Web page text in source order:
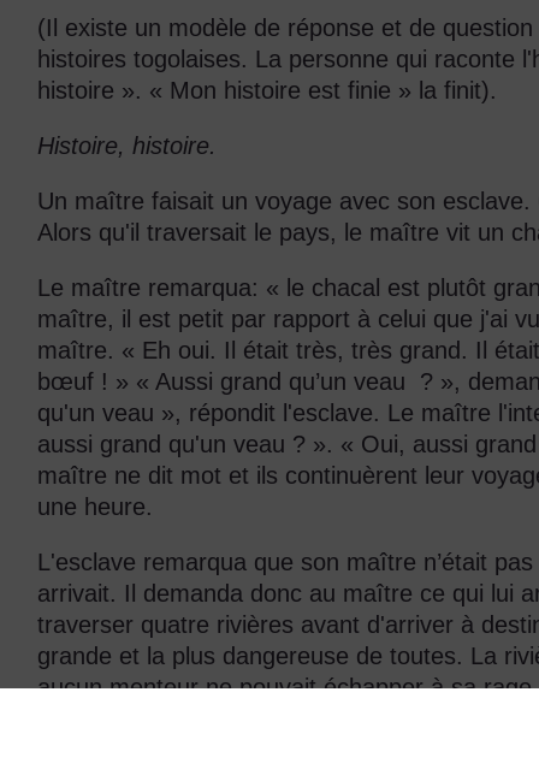
(Il existe un modèle de réponse et de
histoires togolaises. La personne qui raconte
histoire ». « Mon histoire est finie » la finit).
Histoire, histoire.
Un maître faisait un voyage avec son esclave.
Alors qu'il traversait le pays, le maître vit un
Le maître remarqua: « le chacal est plutôt
maître, il est petit par rapport à celui que j'ai
maître. « Eh oui. Il était très, très grand. Il
bœuf ! » « Aussi grand qu’un veau ? »,
qu'un veau », répondit l'esclave. Le maître
aussi grand qu'un veau ? ». « Oui, aussi
maître ne dit mot et ils continuèrent leur
une heure.
L'esclave remarqua que son maître n’était
arrivait. Il demanda donc au maître ce qui lui
traverser quatre rivières avant d'arriver à
grande et la plus dangereuse de toutes. La
aucun menteur ne pouvait échapper à sa
plus profond de la mer. Elle emportait tous
Ifa » pour les protéger (les gens invoquaient